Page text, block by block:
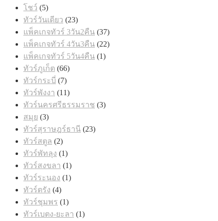
โชว์ 55
สินค้า
ทัวร์วันเดียว 2323
สินค้า
แพ็คเกจทัวร์ 3วัน2คืน 3737
สินค้า
แพ็คเกจทัวร์ 4วัน3คืน 2222
แพ็คเกจทัวร์ 5วัน4คืน 11
ทัวร์ภูเก็ต 6666
ทัวร์กระบี่ 77
สินค้า
ทัวร์พังงา 1111
ทัวร์นครศรีธรรมราช 33
สมุย 33
สินค้า
ทัวร์สุราษฎร์ธานี 2323
ทัวร์สตูล 22
สินค้า
ทัวร์พัทลุง 11
สินค้า
ทัวร์สงขลา 11
สินค้า
ทัวร์ระนอง 11
ทัวร์ตรัง 44
สินค้า
ทัวร์ชุมพร 11
สินค้า
ทัวร์เบตง-ยะลา 11